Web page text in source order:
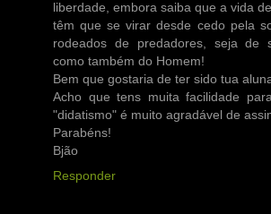
liberdade, embora saiba que a vida
têm que se virar desde cedo pela
rodeados de predadores, seja de
como também do Homem!
Bem que gostaria de ter sido tua
Acho que tens muita facilidade
"didatismo" é muito agradável de
Parabéns!
Bjão
Responder